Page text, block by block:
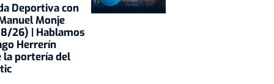
Deportiva con
Monje
26) | Hablamos
Herrerín
la portería del